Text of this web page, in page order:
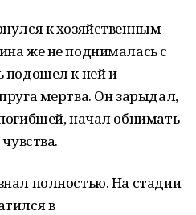
к хозяйственным
же не поднималась с
подошел к ней и
мертва. Он зарыдал,
начал обнимать
полностью. На стадии
в